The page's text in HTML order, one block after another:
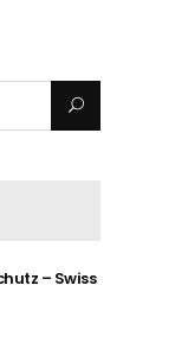
– Swiss